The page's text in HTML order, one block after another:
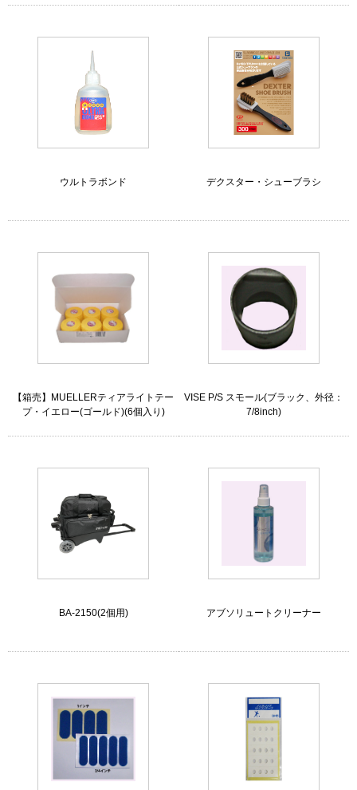
ウルトラボンド デクスター・シューブラシ
【箱売】MUELLERティアライトテー
プ・イエロー(ゴールド)(6個入り)
VISE P/S スモール(ブラック、外径：
7/8inch)
BA-2150(2個用) アブソリュートクリーナー